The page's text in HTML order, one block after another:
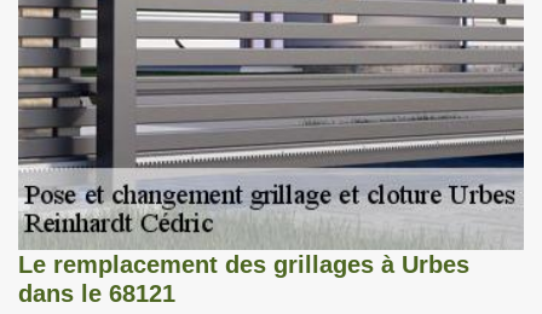
Le remplacement des grillages à Urbes
dans le 68121